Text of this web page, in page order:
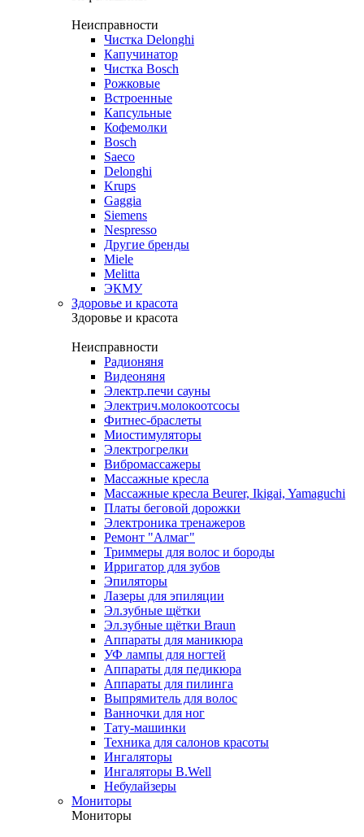
Неисправности
Чистка Delonghi
Капучинатор
Чистка Bosch
Рожковые
Встроенные
Капсульные
Кофемолки
Bosch
Saeco
Delonghi
Krups
Gaggia
Siemens
Nespresso
Другие бренды
Miele
Melitta
ЭКМУ
Здоровье и красота
Здоровье и красота
Неисправности
Радионяня
Видеоняня
Электр.печи сауны
Электрич.молокоотсосы
Фитнес-браслеты
Миостимуляторы
Электрогрелки
Вибромассажеры
Массажные кресла
Массажные кресла Beurer, Ikigai, Yamaguchi
Платы беговой дорожки
Электроника тренажеров
Ремонт "Алмаг"
Триммеры для волос и бороды
Ирригатор для зубов
Эпиляторы
Лазеры для эпиляции
Эл.зубные щётки
Эл.зубные щётки Braun
Аппараты для маникюра
УФ лампы для ногтей
Аппараты для педикюра
Аппараты для пилинга
Выпрямитель для волос
Ванночки для ног
Тату-машинки
Техника для салонов красоты
Ингаляторы
Ингаляторы B.Well
Небулайзеры
Мониторы
Мониторы